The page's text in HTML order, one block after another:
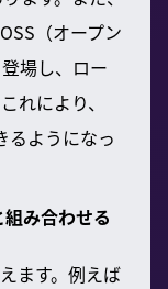
（オープン
場し、ロー
れにより、
るようになっ
み合わせる
ます。例えば